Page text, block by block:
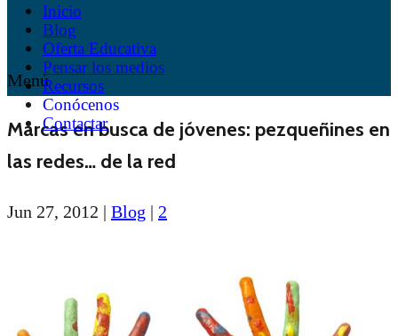
Inicio
Blog
Oferta Educativa
Pensar los medios
Recursos
Conócenos
Contactar
Menú
Marcas en busca de jóvenes: pezqueñines en
las redes… de la red
Jun 27, 2012 | Blog | 2